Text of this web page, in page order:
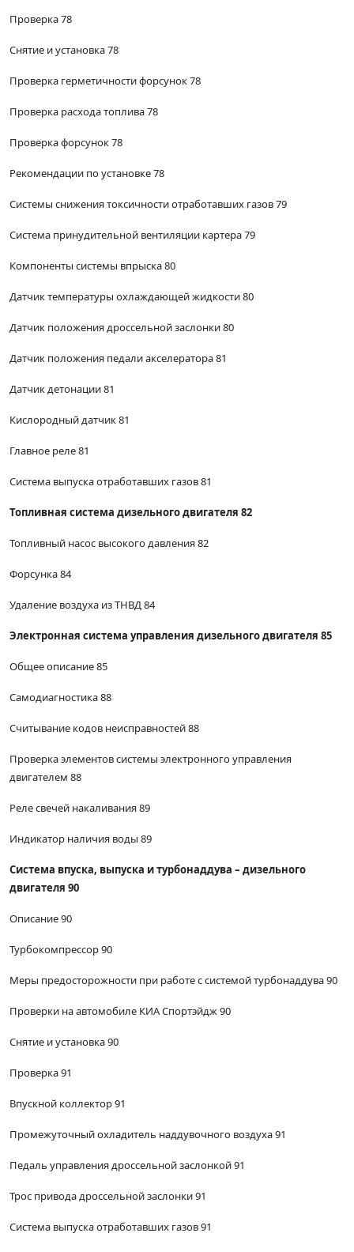
Проверка 78
Снятие и установка 78
Проверка герметичности форсунок 78
Проверка расхода топлива 78
Проверка форсунок 78
Рекомендации по установке 78
Системы снижения токсичности отработавших газов 79
Система принудительной вентиляции картера 79
Компоненты системы впрыска 80
Датчик температуры охлаждающей жидкости 80
Датчик положения дроссельной заслонки 80
Датчик положения педали акселератора 81
Датчик детонации 81
Кислородный датчик 81
Главное реле 81
Система выпуска отработавших газов 81
Топливная система дизельного двигателя 82
Топливный насос высокого давления 82
Форсунка 84
Удаление воздуха из ТНВД 84
Электронная система управления дизельного двигателя 85
Общее описание 85
Самодиагностика 88
Считывание кодов неисправностей 88
Проверка элементов системы электронного управления
двигателем 88
Реле свечей накаливания 89
Индикатор наличия воды 89
Система впуска, выпуска и турбонаддува – дизельного
двигателя 90
Описание 90
Турбокомпрессор 90
Меры предосторожности при работе с системой турбонаддува 90
Проверки на автомобиле КИА Спортэйдж 90
Снятие и установка 90
Проверка 91
Впускной коллектор 91
Промежуточный охладитель наддувочного воздуха 91
Педаль управления дроссельной заслонкой 91
Трос привода дроссельной заслонки 91
Система выпуска отработавших газов 91